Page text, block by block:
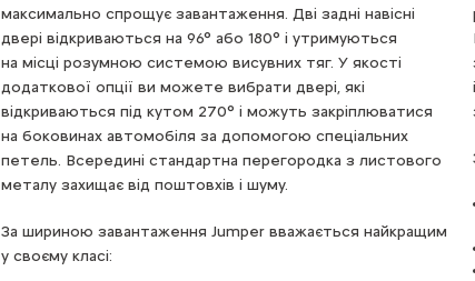
роботи? Ви можете розраховувати на Citroën Jumper.
Цей фургон поставляється в різних варіантах
з 4 можливими довжинами, 3 колісними базами
і 3 висотами. Він пропонує універсальність для
задоволення потреб будь-яких видів діяльності.
Знайдіть версію для себе:
(6,363 м);
3 колісні бази: 3 м (L1), 3,45 м (L2) і 4,035 м (L3 і L4);
3 висоти: 2,254 м (Н1), 2,524 м (Н2), 2,764 м (Н3);